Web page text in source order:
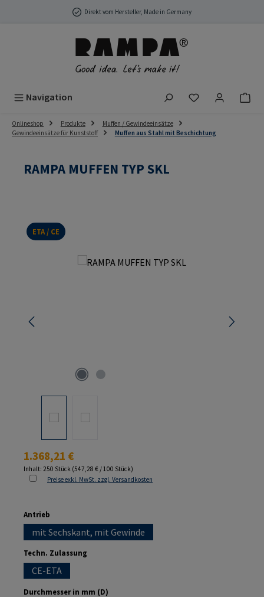
Zum Hauptinhalt springenDirekt vom Hersteller, Made in Germany
Navigation Du hast 0
Onlineshop Produkte
Muffen / Gewindeeinsätze
Gewindeeinsätze für Kunststoff
Muffen aus Stahl mit Beschichtung
RAMPA MUFFEN TYP SKL
ETA / CE
Bildergalerie überspringen
Regulärer Preis:
1.368,21 €
Inhalt: 250 Stück (547,28 € / 100 Stück)
Preise exkl. MwSt. zzgl. Versandkosten
Antrieb
mit Sechskant, mit Gewinde
Techn. Zulassung
CE-ETA
Durchmesser in mm (D)